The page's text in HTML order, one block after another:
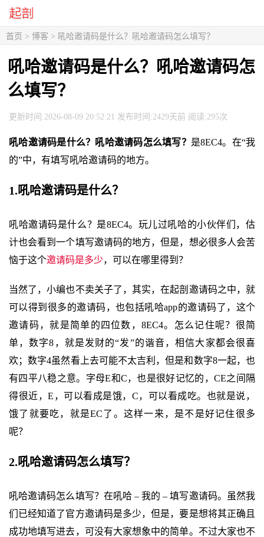
首页 > 博客 > 吼哈邀请码是什么？吼哈邀请码怎么填写？
吼哈邀请码是什么？吼哈邀请码怎
么填写？
更新时间:2026-08-09 20:52:21 发布时间:2429天前 阅读:295次
吼哈邀请码是什么？吼哈邀请码怎么填写？ 是8EC4。在“我
的”中，有填写吼哈邀请码的地方。
1.吼哈邀请码是什么？
吼哈邀请码是什么？是8EC4。玩儿过吼哈的小伙伴们，估
计也会看到一个填写邀请码的地方，但是，想必很多人会苦
恼于这个邀请码是多少，可以在哪里得到？
当然了，小编也不卖关子了，其实，在起剖邀请码之中，就
可以得到很多的邀请码，也包括吼哈app的邀请码了，这个
邀请码，就是简单的四位数，8EC4。怎么记住呢？很简
单，数字8，就是发财的“发”的谐音，相信大家都会很喜
欢；数字4虽然看上去可能不太吉利，但是和数字8一起，也
有四平八稳之意。字母E和C，也是很好记忆的，CE之间隔
得很近，E，可以看成是饿，C，可以看成吃。也就是说，
饿了就要吃，就是EC了。这样一来，是不是好记住很多
呢？
2.吼哈邀请码怎么填写？
吼哈邀请码怎么填写？在吼哈 – 我的 – 填写邀请码。虽然我
们已经知道了官方邀请码是多少，但是，要是想将其正确且
成功地填写进去，可没有大家想象中的简单。不过大家也不